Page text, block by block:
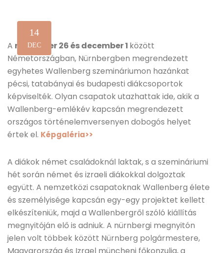
14
DEC
A november 26 és december 1 között
Németországban, Nürnbergben megrendezett
egyhetes Wallenberg szemináriumon hazánkat
pécsi, tatabányai és budapesti diákcsoportok
képviselték. Olyan csapatok utazhattak ide, akik a
Wallenberg-emlékév kapcsán megrendezett
országos történelemversenyen dobogós helyet
értek el. Képgaléria>>
A diákok német családoknál laktak, s a szemináriumi
hét során német és izraeli diákokkal dolgoztak
együtt. A nemzetközi csapatoknak Wallenberg élete
és személyisége kapcsán egy-egy projektet kellett
elkészíteniük, majd a Wallenbergről szóló kiállítás
megnyitóján elő is adniuk. A nürnbergi megnyitón
jelen volt többek között Nürnberg polgármestere,